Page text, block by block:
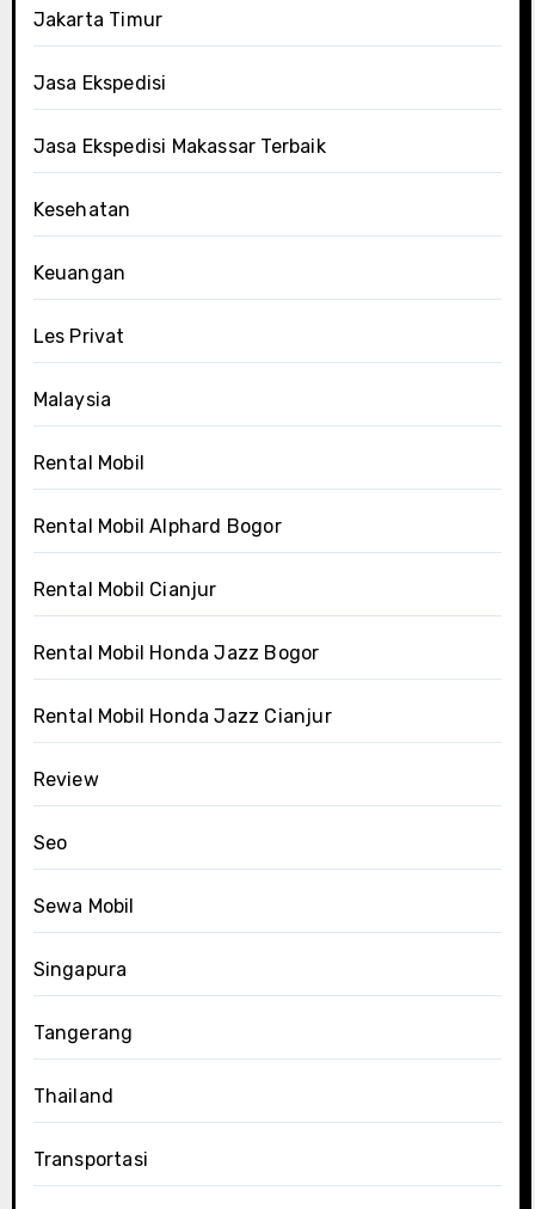
Jakarta Timur
Jasa Ekspedisi
Jasa Ekspedisi Makassar Terbaik
Kesehatan
Keuangan
Les Privat
Malaysia
Rental Mobil
Rental Mobil Alphard Bogor
Rental Mobil Cianjur
Rental Mobil Honda Jazz Bogor
Rental Mobil Honda Jazz Cianjur
Review
Seo
Sewa Mobil
Singapura
Tangerang
Thailand
Transportasi